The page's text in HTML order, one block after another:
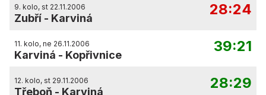
9. kolo, st 22.11.2006
Zubří - Karviná
28:24
11. kolo, ne 26.11.2006
Karviná - Kopřivnice
39:21
12. kolo, st 29.11.2006
Třeboň - Karviná
28:29